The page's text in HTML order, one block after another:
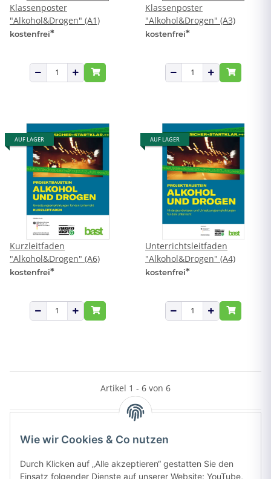
Wie wir Cookies & Co nutzen
Durch Klicken auf „Alle akzeptieren“ gestatten Sie den
Einsatz folgender Dienste auf unserer Website: YouTube,
Klassenposter
"Alkohol&Drogen" (A1)
kostenfrei*
Klassenposter
"Alkohol&Drogen" (A3)
kostenfrei*
AUF LAGER
Kurzleitfaden
"Alkohol&Drogen" (A6)
kostenfrei*
AUF LAGER
Unterrichtsleitfaden
"Alkohol&Drogen" (A4)
kostenfrei*
Artikel 1 - 6 von 6